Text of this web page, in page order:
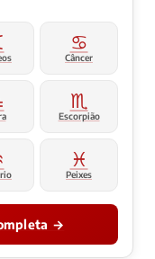
♋
Câncer
♏
Escorpião
♓
Peixes
→